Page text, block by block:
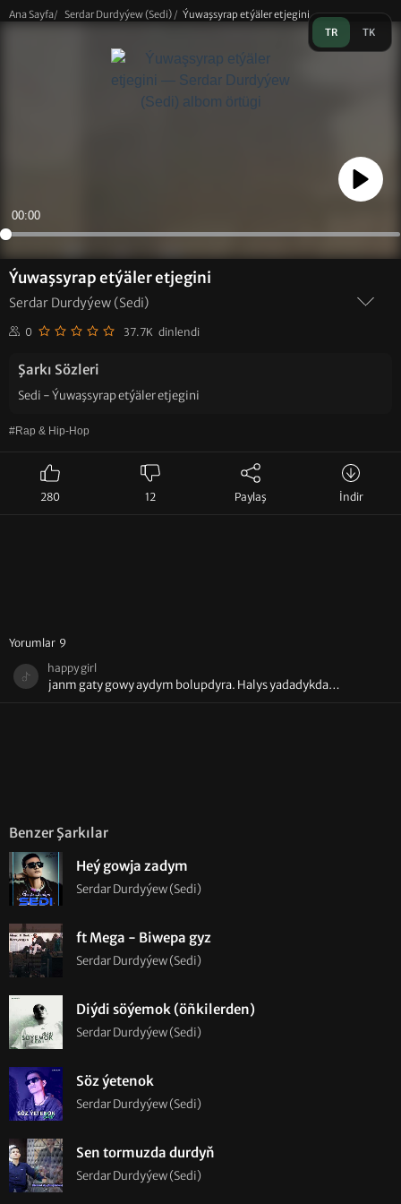
TR TK
Ana Sayfa/ Serdar Durdyýew (Sedi) / Ýuwaşsyrap etýäler etjegini
Ýuwaşsyrap etýäler etjegini
Serdar Durdyýew (Sedi)
0 37.7K dinlendi
Şarkı Sözleri
Sedi - Ýuwaşsyrap etýäler etjegini
#Rap & Hip-Hop
280 12 Paylaş İndir
Yorumlar 9
happy girl
janm gaty gowy aydym bolupdyra. Halys yadadykda
Benzer Şarkılar
Heý gowja zadym
Serdar Durdyýew (Sedi)
ft Mega - Biwepa gyz
Serdar Durdyýew (Sedi)
Diýdi söýemok (öñkilerden)
Serdar Durdyýew (Sedi)
Söz ýetenok
Serdar Durdyýew (Sedi)
Sen tormuzda durdyň
Serdar Durdyýew (Sedi)
Play
00:00